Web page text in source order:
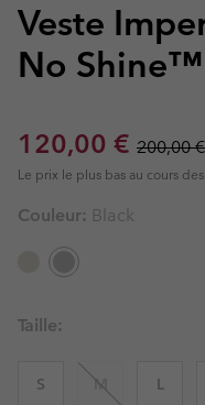
Veste
No
Sale price:
120,00 € Regular
200,00
Le prix le plus bas au cours
Couleur: Black
Taille:
S M L